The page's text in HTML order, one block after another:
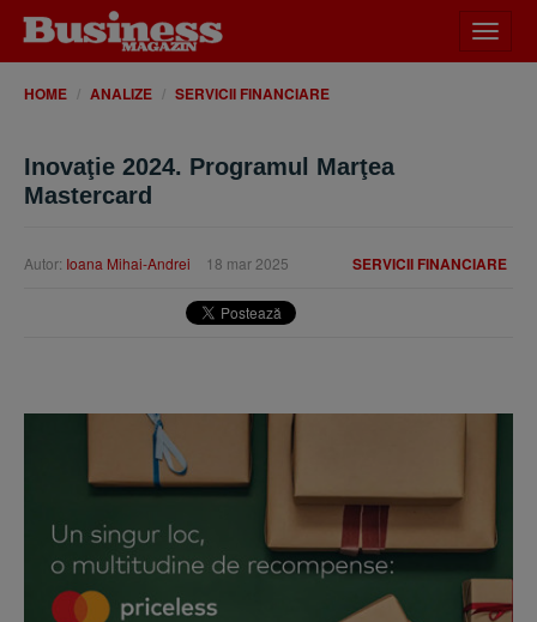
meniu
HOME ANALIZE SERVICII FINANCIARE
Inovaţie 2024. Programul Marţea
Mastercard
SERVICII FINANCIARE
Autor: Ioana Mihai-Andrei 18 mar 2025